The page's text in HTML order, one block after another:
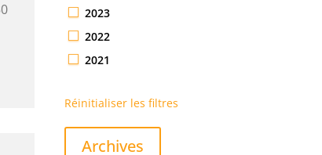
2023
2022
2021
Réinitialiser les filtres
Archives